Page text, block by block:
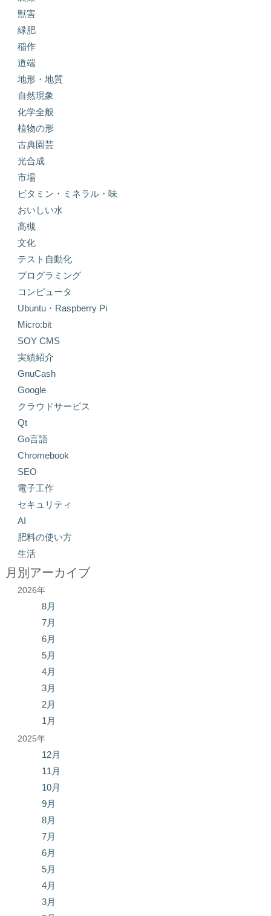
獣害
緑肥
稲作
道端
地形・地質
自然現象
化学全般
植物の形
古典園芸
光合成
市場
ビタミン・ミネラル・味
おいしい水
高槻
文化
テスト自動化
プログラミング
コンピュータ
Ubuntu・Raspberry Pi
Micro:bit
SOY CMS
実績紹介
GnuCash
Google
クラウドサービス
Qt
Go言語
Chromebook
SEO
電子工作
セキュリティ
AI
肥料の使い方
生活
月別アーカイブ
2026年
8月
7月
6月
5月
4月
3月
2月
1月
2025年
12月
11月
10月
9月
8月
7月
6月
5月
4月
3月